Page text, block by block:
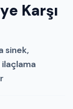
Karşı
sinek,